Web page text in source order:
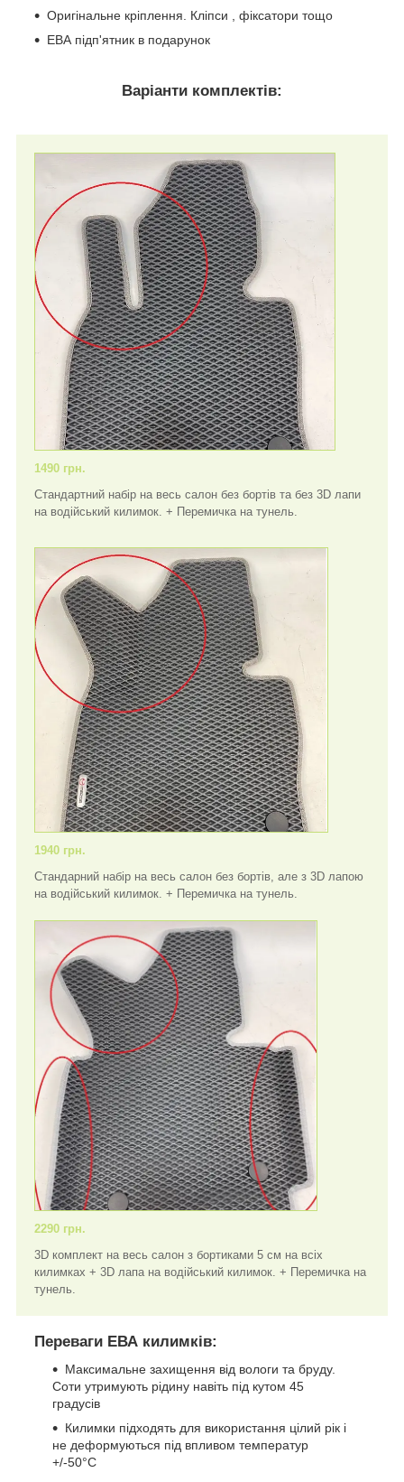
Оригінальне кріплення. Кліпси , фіксатори тощо
ЕВА підп'ятник в подарунок
Варіанти комплектів:
1490 грн.
Стандартний набір на весь салон без бортів та без 3D лапи
на водійський килимок. + Перемичка на тунель.
1940 грн.
Стандарний набір на весь салон без бортів, але з 3D лапою
на водійський килимок. + Перемичка на тунель.
2290 грн.
3D комплект на весь салон з бортиками 5 см на всіх
килимках + 3D лапа на водійський килимок. + Перемичка на
тунель.
Переваги ЕВА килимків:
Максимальне захищення від вологи та бруду.
Соти утримують рідину навіть під кутом 45
градусів
Килимки підходять для використання цілий рік і
не деформуються під впливом температур
+/-50°C